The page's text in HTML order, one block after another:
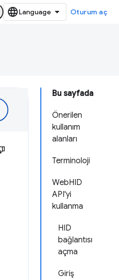
Oturum aç
Bu sayfada
Önerilen
kullanım
alanları
Terminoloji
WebHID
API'yi
kullanma
HID
bağlantısı
açma
Giriş